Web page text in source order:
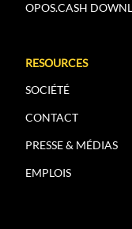
OPOS.CASH
RESOURCES
SOCIÉTÉ
CONTACT
PRESSE & MÉDIAS
EMPLOIS